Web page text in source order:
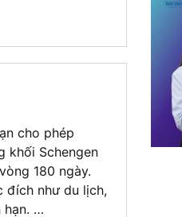
cho phép
khối Schengen
180 ngày.
đích như du lịch,
hạn. …